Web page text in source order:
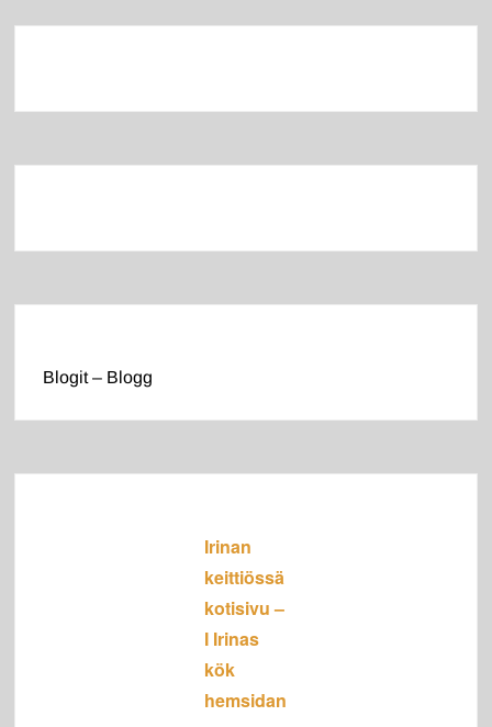
Blogit – Blogg
Irinan
keittiössä
kotisivu –
I Irinas
kök
hemsidan